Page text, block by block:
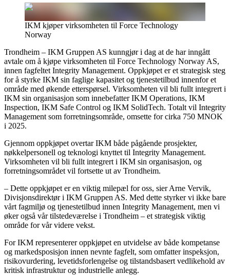
IKM kjøper virksomheten til Force Technology
Norway
Trondheim – IKM Gruppen AS kunngjør i dag at de har inngått
avtale om å kjøpe virksomheten til Force Technology Norway AS,
innen fagfeltet Integrity Management. Oppkjøpet er et strategisk steg
for å styrke IKM sin faglige kapasitet og tjenestetilbud innenfor et
område med økende etterspørsel. Virksomheten vil bli fullt integrert i
IKM sin organisasjon som innebefatter IKM Operations, IKM
Inspection, IKM Safe Control og IKM SolidTech. Totalt vil Integrity
Management som forretningsområde, omsette for cirka 750 MNOK
i 2025.
Gjennom oppkjøpet overtar IKM både pågående prosjekter,
nøkkelpersonell og teknologi knyttet til Integrity Management.
Virksomheten vil bli fullt integrert i IKM sin organisasjon, og
forretningsområdet vil fortsette ut av Trondheim.
– Dette oppkjøpet er en viktig milepæl for oss, sier Arne Vervik,
Divisjonsdirektør i IKM Gruppen AS. Med dette styrker vi ikke bare
vårt fagmiljø og tjenestetilbud innen Integrity Management, men vi
øker også vår tilstedeværelse i Trondheim – et strategisk viktig
område for vår videre vekst.
For IKM representerer oppkjøpet en utvidelse av både kompetanse
og markedsposisjon innen nevnte fagfelt, som omfatter inspeksjon,
risikovurdering, levetidsforlengelse og tilstandsbasert vedlikehold av
kritisk infrastruktur og industrielle anlegg.